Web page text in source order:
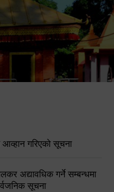
गरिएको सूचना
अद्यावधिक गर्ने सम्बन्धमा
सूचना